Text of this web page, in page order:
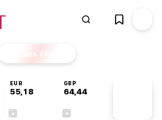
Finans EKSTRA
EUR
55,18
GBP
64,44